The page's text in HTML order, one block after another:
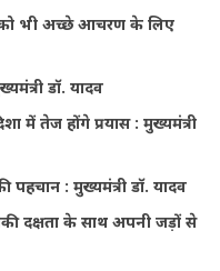
को भी अच्छे आचरण के लिए
डॉ. यादव
में तेज होंगे प्रयास : मुख्यमंत्री
: मुख्यमंत्री डॉ. यादव
दक्षता के साथ अपनी जड़ों से